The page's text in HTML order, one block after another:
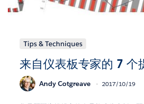
Tips & Techniques
来自仪表板专家的 7 个
Andy Cotgreave 2017/10/19